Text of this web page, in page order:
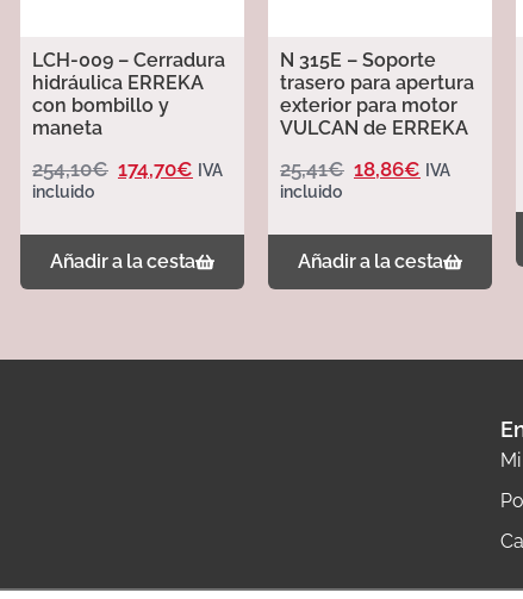
LCH-009 – Cerradura
hidráulica ERREKA
con bombillo y
maneta
254,10€ 174,70€ IVA
incluido
Añadir a la cesta
N 315E – Soporte
trasero para apertura
exterior para motor
VULCAN de ERREKA
25,41€ 18,86€ IVA
incluido
Añadir a la cesta